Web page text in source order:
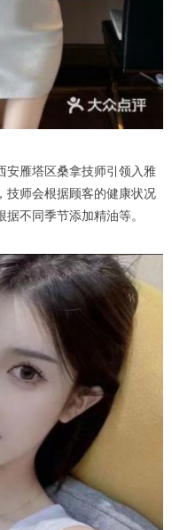
雁塔区桑拿技师引领入雅
技师会根据顾客的健康状况
不同季节添加精油等。